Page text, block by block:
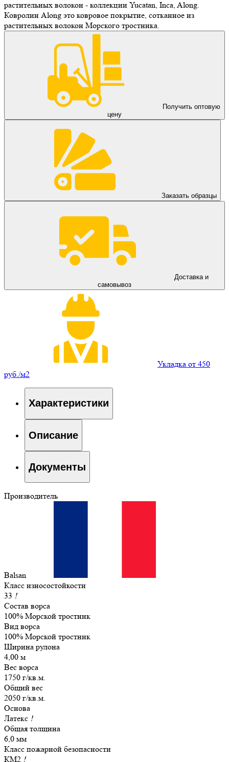
растительных волокон - коллекции Yucatan, Inca, Along.
Ковролин Along это ковровое покрытие, сотканное из
растительных волокон Морского тростника.
Получить оптовую
цену
Заказать образцы
Доставка и
самовывоз
Укладка от 450
руб./м2
Характеристики
Описание
Документы
Производитель
Balsan
Класс износостойкости
33 !
Состав ворса
100% Морской тростник
Вид ворса
100% Морской тростник
Ширина рулона
4,00 м
Вес ворса
1750 г/кв.м.
Общий вес
2050 г/кв.м.
Основа
Латекс !
Общая толщина
6,0 мм
Класс пожарной безопасности
КМ2 !